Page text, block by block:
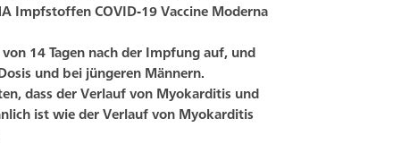
Impfstoffen COVID-19 Vaccine Moderna
14 Tagen nach der Impfung auf, und
und bei jüngeren Männern.
dass der Verlauf von Myokarditis und
ist wie der Verlauf von Myokarditis